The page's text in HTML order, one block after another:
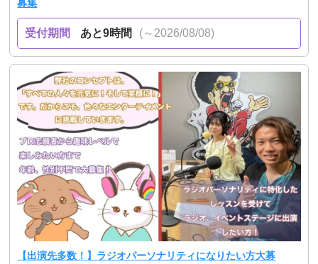
募集
受付期間 あと9時間 (～2026/08/08)
【出演先多数！】ラジオパーソナリティになりたい方大募